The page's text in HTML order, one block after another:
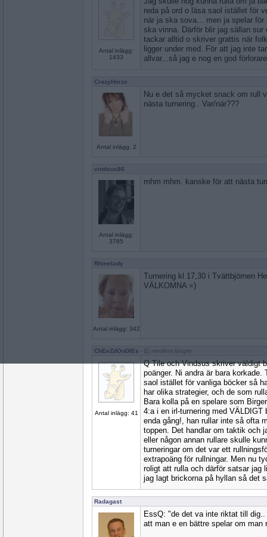
Antal inlägg:
1433
reda på ord o läsa saol istället för
när ja ska sova... men ja spelar
ska vinna. Därför blir jag sällan sur
tackar alltid o skriver grattis när
ligger under med. För att jag inte
allvar...så jag e nog en god
CrazyHorze
Antal inlägg: 2
Nu e det så mycket snack om rull
nästa turnering.. Var/när???
vindsus86
Antal inlägg:
3785
mhm mhm. kanske för att nästa
Rhinelady
Antal inlägg: 342
Turnering kl 17,30 i Tvättbjörnen
VÄLKOMNA =)
ChEeZdOoDlEs - Ej medlem längre
Antal inlägg: 41
Q Tile och Vindsus skriver väldigt
poänger. Ni andra är bara korkade.
saol istället för vanliga böcker så
har olika strategier, och de som
Bara kolla på en spelare som
4:a i en irl-turnering med VÄLDIGT
enda gång!, han rullar inte så ofta
toppen. Det handlar om taktik och
eller någon annan rullare skulle
turneringar om det var ett
extrapoäng för rullningar. Men nu
roligt att rulla och därför satsar jag
jag lagt brickorna på hyllan så det
Radagast
EssQ: "de det va inte riktat till
att man e en bättre spelar om man